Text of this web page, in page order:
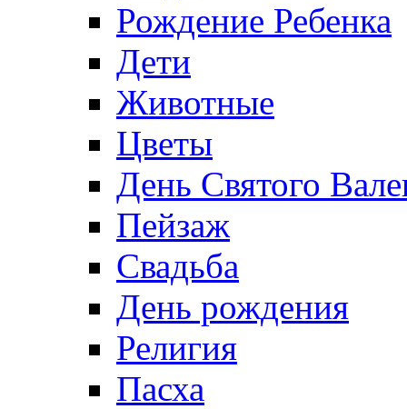
Рождение Ребенка
Дети
Животные
Цветы
День Святого
Пейзаж
Свадьба
День рождения
Религия
Пасха